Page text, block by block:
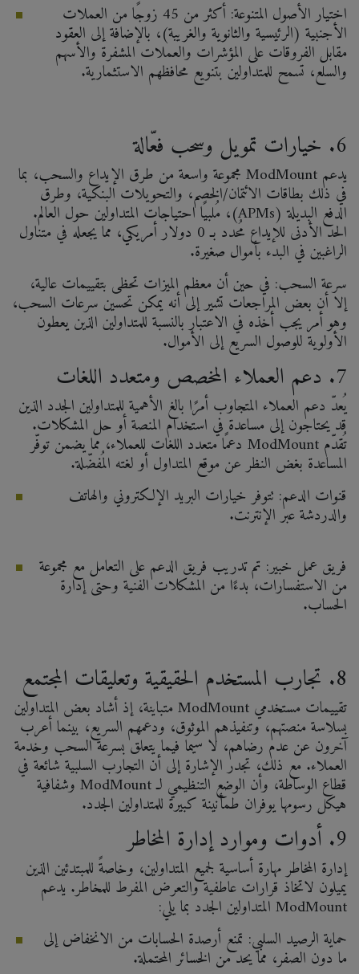
اختيار الأصول المتنوعة: أكثر من 45 زوجًا من العملات
الأجنبية (الرئيسية والثانوية والغريبة)، بالإضافة إلى العقود
مقابل الفروقات على المؤشرات والعملات المشفرة والأسهم
والسلع، تسمح للمتداولين بتنويع محافظهم الاستثمارية.
6. خيارات تمويل وسحب فعّالة
يدعم ModMount مجموعة واسعة من طرق الإيداع والسحب، بما
في ذلك بطاقات الائتمان/الخصم، والتحويلات البنكية، وطرق
الدفع البديلة (APMs)، مُلبيًا احتياجات المتداولين حول العالم.
الحد الأدنى للإيداع مُحدد بـ 0 دولار أمريكي، مما يجعله في متناول
الراغبين في البدء بأموال صغيرة.
سرعة السحب: في حين أن معظم الميزات تحظى بتقييمات عالية،
إلا أن بعض المراجعات تشير إلى أنه يمكن تحسين سرعات السحب،
وهو أمر يجب أخذه في الاعتبار بالنسبة للمتداولين الذين يعطون
الأولوية للوصول السريع إلى الأموال.
7. دعم العملاء المخصص ومتعدد اللغات
يُعدّ دعم العملاء المتجاوب أمرًا بالغ الأهمية للمتداولين الجدد الذين
قد يحتاجون إلى مساعدة في استخدام المنصة أو حل المشكلات.
تُقدّم ModMount دعمًا متعدد اللغات للعملاء، مما يضمن توفّر
المساعدة بغض النظر عن موقع المتداول أو لغته المُفضّلة.
قنوات الدعم: تتوفر خيارات البريد الإلكتروني والهاتف
والدردشة عبر الإنترنت.
فريق عمل خبير: تم تدريب فريق الدعم على التعامل مع مجموعة
من الاستفسارات، بدءًا من المشكلات الفنية وحتى إدارة
الحساب.
8. تجارب المستخدم الحقيقية وتعليقات المجتمع
تقييمات مستخدمي ModMount متباينة، إذ أشاد بعض المتداولين
بسلاسة منصتهم، وتنفيذهم الموثوق، ودعمهم السريع، بينما أعرب
آخرون عن عدم رضاهم، لا سيما فيما يتعلق بسرعة السحب وخدمة
العملاء. مع ذلك، تجدر الإشارة إلى أن التجارب السلبية شائعة في
قطاع الوساطة، وأن الوضع التنظيمي لـ ModMount وشفافية
هيكل رسومها يوفران طمأنينة كبيرة للمتداولين الجدد.
9. أدوات وموارد إدارة المخاطر
إدارة المخاطر مهارة أساسية لجميع المتداولين، وخاصةً للمبتدئين الذين
يميلون لاتخاذ قرارات عاطفية والتعرض المفرط للمخاطر. يدعم
ModMount المتداولين الجدد بما يلي:
حماية الرصيد السلبي: تمنع أرصدة الحسابات من الانخفاض إلى
ما دون الصفر، مما يحد من الخسائر المحتملة.